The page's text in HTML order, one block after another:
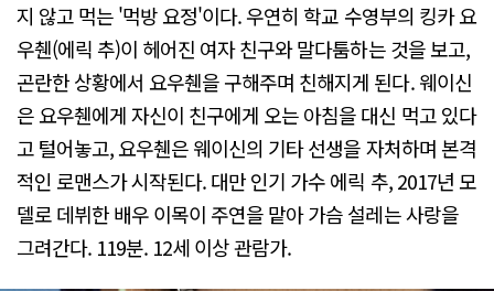
지 않고 먹는 '먹방 요정'이다. 우연히 학교 수영부의 킹카 요
우췐(에릭 추)이 헤어진 여자 친구와 말다툼하는 것을 보고,
곤란한 상황에서 요우췐을 구해주며 친해지게 된다. 웨이신
은 요우췐에게 자신이 친구에게 오는 아침을 대신 먹고 있다
고 털어놓고, 요우췐은 웨이신의 기타 선생을 자처하며 본격
적인 로맨스가 시작된다. 대만 인기 가수 에릭 추, 2017년 모
델로 데뷔한 배우 이목이 주연을 맡아 가슴 설레는 사랑을
그려간다. 119분. 12세 이상 관람가.